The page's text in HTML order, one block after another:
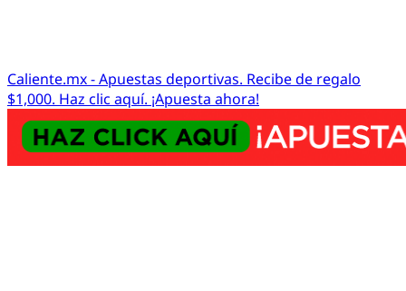
Caliente.mx - Apuestas deportivas. Recibe de regalo
$1,000. Haz clic aquí. ¡Apuesta ahora!